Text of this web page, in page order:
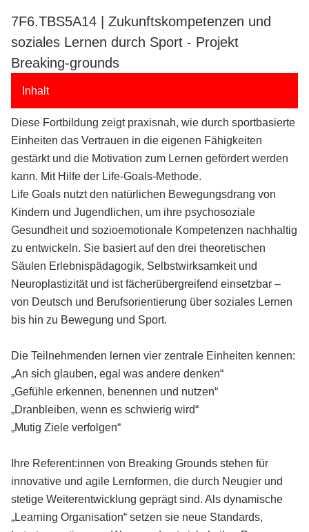
7F6.TBS5A14 | Zukunftskompetenzen und
soziales Lernen durch Sport - Projekt
Breaking-grounds
Inhalt
Diese Fortbildung zeigt praxisnah, wie durch sportbasierte
Einheiten das Vertrauen in die eigenen Fähigkeiten
gestärkt und die Motivation zum Lernen gefördert werden
kann. Mit Hilfe der Life-Goals-Methode.
Life Goals nutzt den natürlichen Bewegungsdrang von
Kindern und Jugendlichen, um ihre psychosoziale
Gesundheit und sozioemotionale Kompetenzen nachhaltig
zu entwickeln. Sie basiert auf den drei theoretischen
Säulen Erlebnispädagogik, Selbstwirksamkeit und
Neuroplastizität und ist fächerübergreifend einsetzbar –
von Deutsch und Berufsorientierung über soziales Lernen
bis hin zu Bewegung und Sport.
Die Teilnehmenden lernen vier zentrale Einheiten kennen:
„An sich glauben, egal was andere denken“
„Gefühle erkennen, benennen und nutzen“
„Dranbleiben, wenn es schwierig wird“
„Mutig Ziele verfolgen“
Ihre Referent:innen von Breaking Grounds stehen für
innovative und agile Lernformen, die durch Neugier und
stetige Weiterentwicklung geprägt sind. Als dynamische
„Learning Organisation“ setzen sie neue Standards,